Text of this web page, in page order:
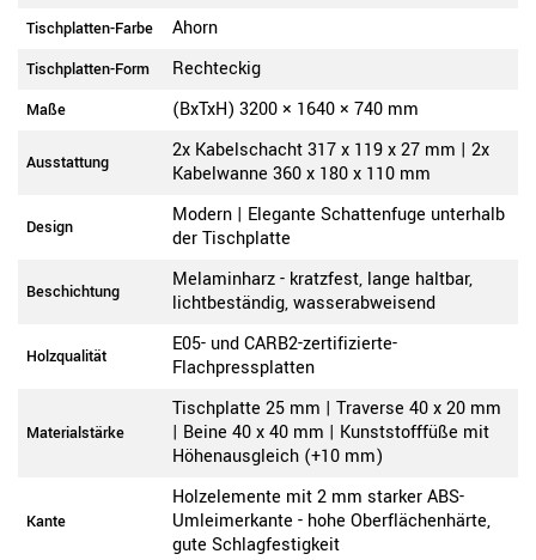
Tischplatten-Farbe Ahorn
Tischplatten-Form Rechteckig
Maße (BxTxH) 3200 × 1640 × 740 mm
Ausstattung
2x Kabelschacht 317 x 119 x 27 mm | 2x
Kabelwanne 360 x 180 x 110 mm
Design
Modern | Elegante Schattenfuge unterhalb
der Tischplatte
Beschichtung
Melaminharz - kratzfest, lange haltbar,
lichtbeständig, wasserabweisend
Holzqualität
E05- und CARB2-zertifizierte-
Flachpressplatten
Materialstärke
Tischplatte 25 mm | Traverse 40 x 20 mm
| Beine 40 x 40 mm | Kunststofffüße mit
Höhenausgleich (+10 mm)
Kante
Holzelemente mit 2 mm starker ABS-
Umleimerkante - hohe Oberflächenhärte,
gute Schlagfestigkeit